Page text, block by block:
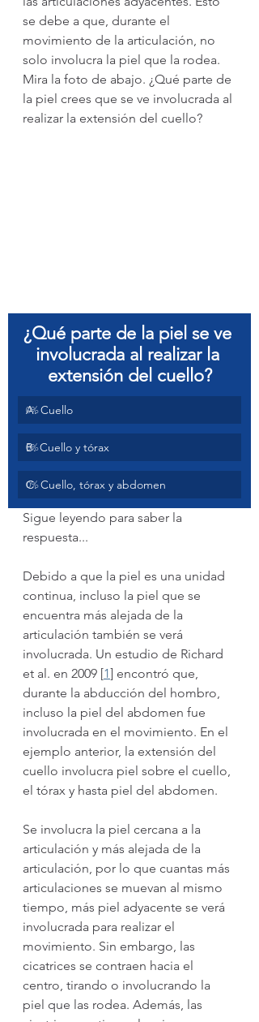
se debe a que, durante el
movimiento de la articulación, no
solo involucra la piel que la rodea.
Mira la foto de abajo. ¿Qué parte de
la piel crees que se ve involucrada al
realizar la extensión del cuello?
¿Qué parte de la piel se ve
involucrada al realizar la
extensión del cuello?
0%
A. Cuello
0%
B. Cuello y tórax
0%
C. Cuello, tórax y abdomen
Sigue leyendo para saber la
respuesta...
Debido a que la piel es una unidad
continua, incluso la piel que se
encuentra más alejada de la
articulación también se verá
involucrada. Un estudio de Richard
et al. en 2009 [1] encontró que,
durante la abducción del hombro,
incluso la piel del abdomen fue
involucrada en el movimiento. En el
ejemplo anterior, la extensión del
cuello involucra piel sobre el cuello,
el tórax y hasta piel del abdomen.
Se involucra la piel cercana a la
articulación y más alejada de la
articulación, por lo que cuantas más
articulaciones se muevan al mismo
tiempo, más piel adyacente se verá
involucrada para realizar el
movimiento. Sin embargo, las
cicatrices se contraen hacia el
centro, tirando o involucrando la
piel que las rodea. Además, las